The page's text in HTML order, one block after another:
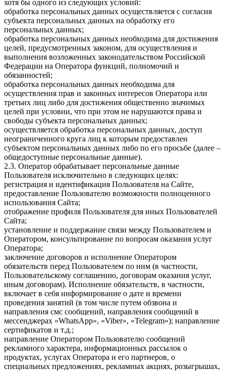
хотя бы одного из следующих условий:
обработка персональных данных осуществляется с согласия
субъекта персональных данных на обработку его
персональных данных;
обработка персональных данных необходима для достижения
целей, предусмотренных законом, для осуществления и
выполнения возложенных законодательством Российской
Федерации на Оператора функций, полномочий и
обязанностей;
обработка персональных данных необходима для
осуществления прав и законных интересов Оператора или
третьих лиц либо для достижения общественно значимых
целей при условии, что при этом не нарушаются права и
свободы субъекта персональных данных;
осуществляется обработка персональных данных, доступ
неограниченного круга лиц к которым предоставлен
субъектом персональных данных либо по его просьбе (далее –
общедоступные персональные данные).
2.3. Оператор обрабатывает персональные данные
Пользователя исключительно в следующих целях:
регистрация и идентификация Пользователя на Сайте,
предоставление Пользователю возможности полноценного
использования Сайта;
отображение профиля Пользователя для иных Пользователей
Сайта;
установление и поддержание связи между Пользователем и
Оператором, консультирование по вопросам оказания услуг
Оператора;
заключение договоров и исполнение Оператором
обязательств перед Пользователем по ним (в частности,
Пользовательскому соглашению, договорам оказания услуг,
иным договорам). Исполнение обязательств, в частности,
включает в себя информирование о дате и времени
проведения занятий (в том числе путем обзвона и
направления смс сообщений, направления сообщений в
мессенджерах «WhatsApp», «Viber», «Telegram»); направление
сертификатов и т.д.;
направление Оператором Пользователю сообщений
рекламного характера, информационных рассылок о
продуктах, услугах Оператора и его партнеров, о
специальных предложениях, рекламных акциях, розыгрышах,